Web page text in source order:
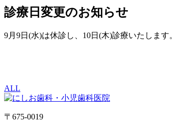
診療日変更のお知らせ
9月9日(水)は休診し、10日(木)診療いたします。
ALL
〒675-0019